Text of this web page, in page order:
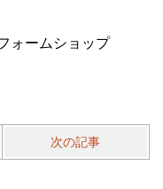
ォームショップ
次の記事